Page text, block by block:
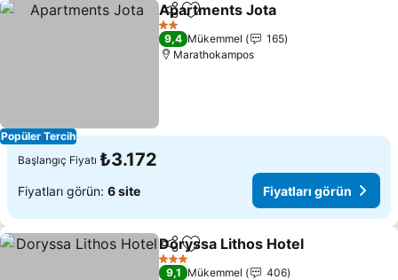
Popüler Tercih
PaylaşFavorilerime ekle
Apartments Jota
2 Yıldız
9,4 Mükemmel
165
Marathokampos
Başlangıç Fiyatı ₺3.172
Fiyatları görün: 6 site Fiyatları görün
PaylaşFavorilerime ekle
Doryssa Lithos Hotel
3 Yıldız
9,1 Mükemmel
406